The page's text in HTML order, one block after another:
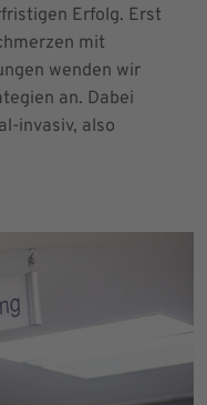
Erfolg. Erst
mit
wenden wir
an. Dabei
invasiv, also